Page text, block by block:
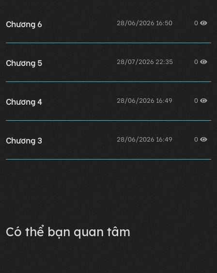
Chương 6 28/06/2026 16:50 0
Chương 5 28/07/2026 22:35 0
Chương 4 28/06/2026 16:49 0
Chương 3 28/06/2026 16:49 0
Có thể bạn quan tâm